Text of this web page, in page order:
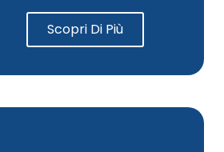
Scopri Di Più